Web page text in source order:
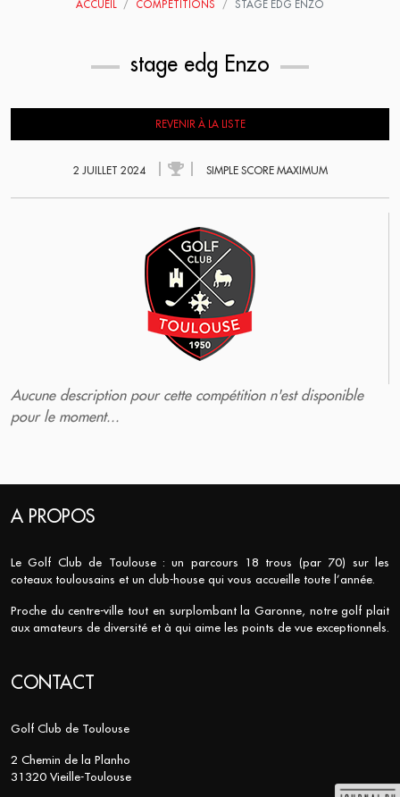
ACCUEIL COMPÉTITIONS STAGE EDG ENZO
stage edg Enzo
REVENIR À LA LISTE
2 JUILLET 2024 SIMPLE SCORE MAXIMUM
Aucune description pour cette compétition n'est disponible
pour le moment...
A PROPOS
Le Golf Club de Toulouse : un parcours 18 trous (par 70) sur les
coteaux toulousains et un club-house qui vous accueille toute l’année.
Proche du centre-ville tout en surplombant la Garonne, notre golf plait
aux amateurs de diversité et à qui aime les points de vue exceptionnels.
CONTACT
Golf Club de Toulouse
2 Chemin de la Planho
31320 Vieille-Toulouse